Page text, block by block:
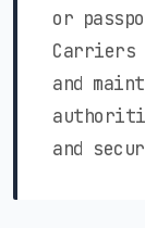
or
Carriers
and
and